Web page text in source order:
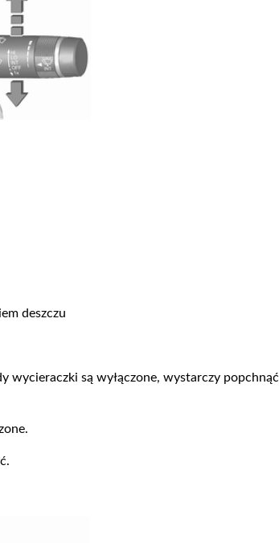
deszczu
wycieraczki są wyłączone, wystarczy popchnąć